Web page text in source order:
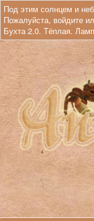
Под этим солнцем и
Пожалуйста, войдите
Бухта 2.0. Тёплая.